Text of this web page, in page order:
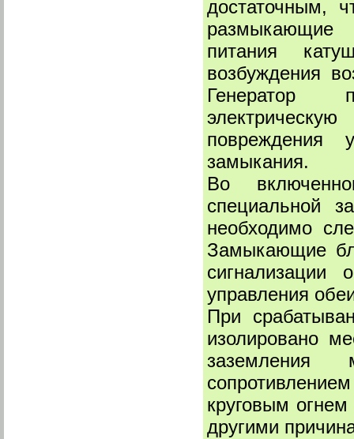
достаточным,
размыкающие
питания
возбуждения
Генератор
повреждения
замыкания.
Во
специальной
необходимо
Замыкающие
управления
При
изолировано
заземления
круговым
другими